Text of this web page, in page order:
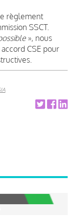
règlement
SSCT.
», nous
CSE pour